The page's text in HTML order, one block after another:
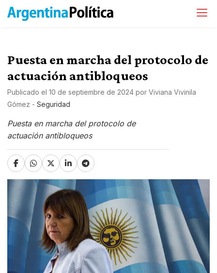
Puesta en marcha del protocolo de
actuación antibloqueos
Publicado el 10 de septiembre de 2024 por Viviana Vivinila
Gómez - Seguridad
Puesta en marcha del protocolo de
actuación antibloqueos